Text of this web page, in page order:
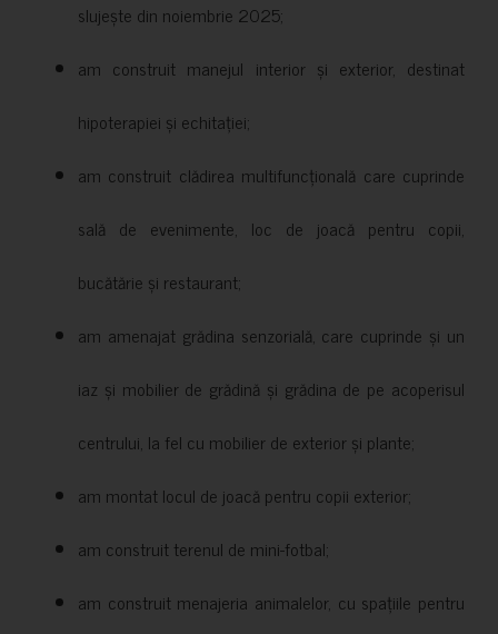
slujește din noiembrie 2025;
am construit manejul interior și exterior, destinat
hipoterapiei și echitației;
am construit clădirea multifuncțională care cuprinde
sală de evenimente, loc de joacă pentru copii,
bucătărie și restaurant;
am amenajat grădina senzorială, care cuprinde și un
iaz și mobilier de grădină și grădina de pe acoperisul
centrului, la fel cu mobilier de exterior și plante;
am montat locul de joacă pentru copii exterior;
am construit terenul de mini-fotbal;
am construit menajeria animalelor, cu spațiile pentru